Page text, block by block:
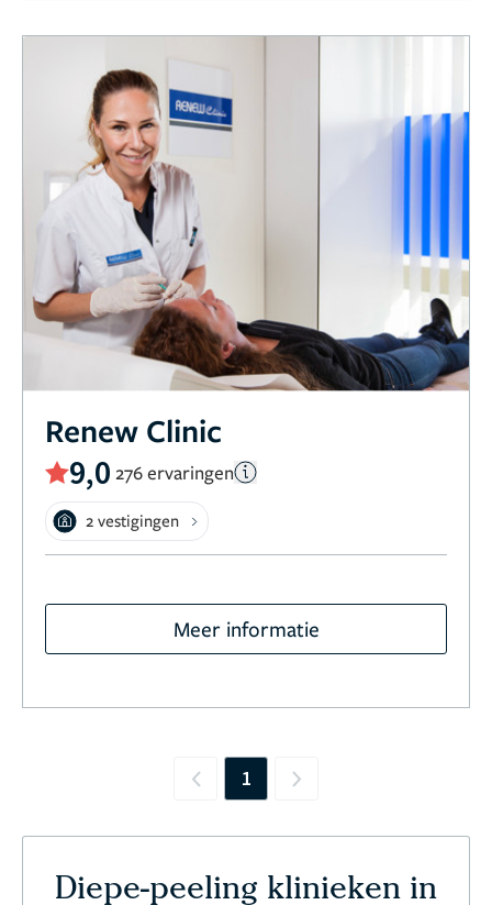
Renew Clinic
9,0 276 ervaringen
2 vestigingen
Meer informatie
Previous
1 Next
Diepe-peeling klinieken in